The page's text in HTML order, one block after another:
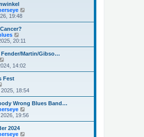
B
e
i
r
a
g
s
t
r
B
e
i
r
g
u
B
e
i
g
19:48
e
u
e
t
e
i
r
a
g
20:11
Fender/Martin/Gibso…
e
u
e
t
B
e
i
r
14:02
Fest
e
u
e
s
t
B
18:54
Wrong Blues Band…
e
u
19:56
2024